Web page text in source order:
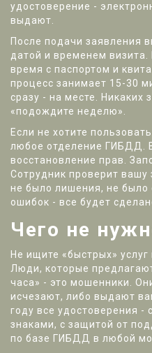
удостоверение -
выдают.
После подачи заявления
датой и временем визита.
время с паспортом и
процесс занимает 15-30
сразу - на месте. Никаких
«подождите неделю».
Если не хотите
любое отделение ГИБДД.
восстановление прав.
Сотрудник проверит вашу
не было лишения, не
ошибок - все будет
Чего не
Не ищите «быстрых»
Люди, которые
часа» - это мошенники.
исчезают, либо выдают
году все удостоверения -
знаками, с защитой от
по базе ГИБДД в любой